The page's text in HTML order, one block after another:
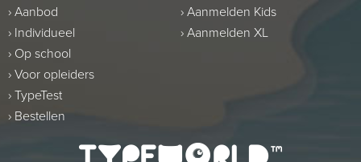
› Aanbod
› Individueel
› Op school
› Voor opleiders
› TypeTest
› Bestellen
› Aanmelden Kids
› Aanmelden XL